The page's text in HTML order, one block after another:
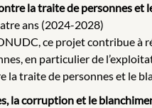
la traite de personnes et
ans (2024-2028)
ce projet contribue à
en particulier de
traite de personnes et le
la corruption et le